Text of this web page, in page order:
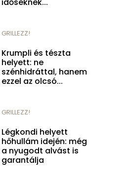
GRILLEZZ!
Krumpli és tészta
helyett: ne
szénhidráttal, hanem
ezzel az olcsó...
GRILLEZZ!
Légkondi helyett
hőhullám idején: még
a nyugodt alvást is
garantálja